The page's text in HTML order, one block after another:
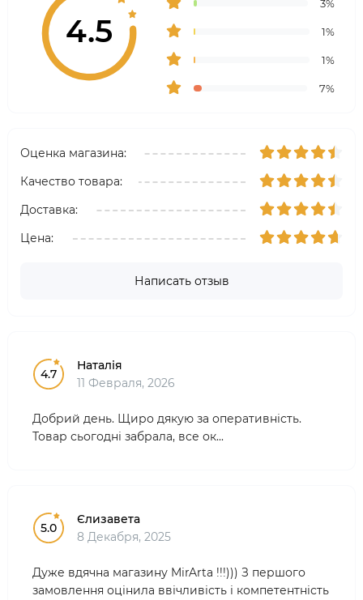
4.5
3%
1%
1%
7%
Оценка магазина:
Качество товара:
Доставка:
Цена:
Написать отзыв
4.7
Наталія
11 Февраля, 2026
Добрий день. Щиро дякую за оперативність.
Товар сьогодні забрала, все ок...
5.0
Єлизавета
8 Декабря, 2025
Дуже вдячна магазину MirArta !!!))) З першого
замовлення оцінила ввічливість і компетентність